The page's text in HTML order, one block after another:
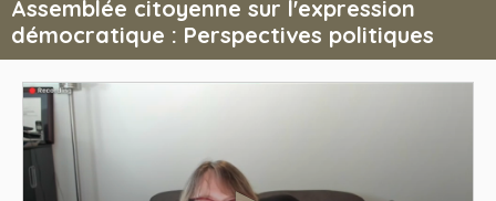
Assemblée citoyenne sur l'expression
démocratique : Perspectives politiques